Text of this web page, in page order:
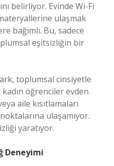
belirliyor. Evinde Wi-Fi
ulaşmak
bağımlı. Bu, sadece
eşitsizliğin bir
toplumsal cinsiyetle
öğrenciler evden
aile kısıtlamaları
ulaşamıyor.
yaratıyor.
Deneyimi